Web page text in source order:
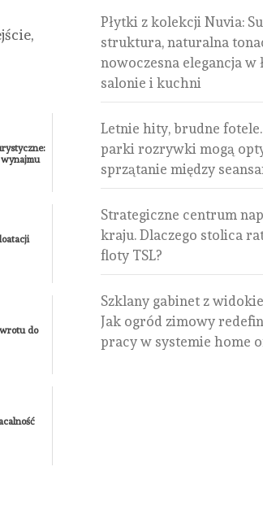
do
Płytki z kolekcji Nuvia:
struktura, naturalna
nowoczesna elegancja w
salonie i kuchni
Letnie hity, brudne
parki rozrywki mogą
sprzątanie między
Strategiczne centrum
kraju. Dlaczego stolica
floty TSL?
Szklany gabinet z
Jak ogród zimowy
pracy w systemie home